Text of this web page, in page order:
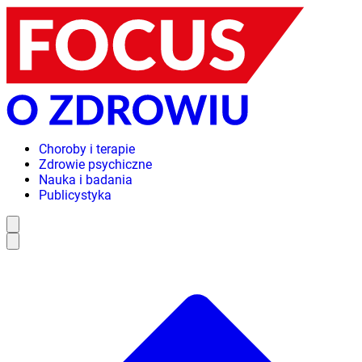
Choroby i terapie
Zdrowie psychiczne
Nauka i badania
Publicystyka